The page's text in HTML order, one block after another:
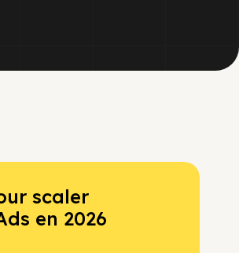
scaler
en 2026